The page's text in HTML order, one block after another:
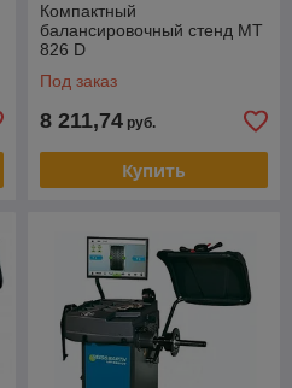
Компактный
балансировочный стенд MT
826 D
Под заказ
8 211,74 руб.
Купить